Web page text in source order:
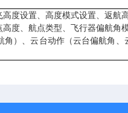
度设置、高度模式设置、返航
度、航点类型、飞行器偏航角
）、云台动作（云台偏航角